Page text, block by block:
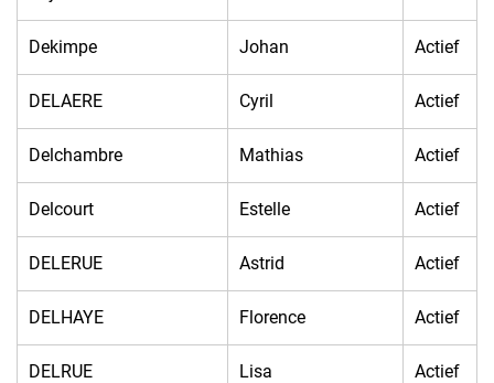
Dekimpe Johan Actief
DELAERE Cyril Actief
Delchambre Mathias Actief
Delcourt Estelle Actief
DELERUE Astrid Actief
DELHAYE Florence Actief
DELRUE Lisa Actief